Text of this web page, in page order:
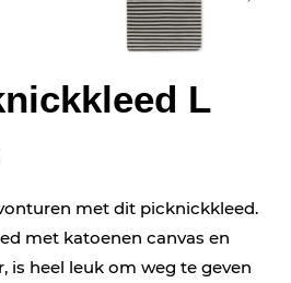
L
met dit picknickkleed.
met katoenen canvas en
is heel leuk om weg te geven